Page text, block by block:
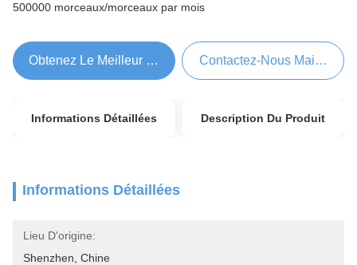
500000 morceaux/morceaux par mois
Obtenez Le Meilleur Prix Contactez-Nous Maintenant
Informations Détaillées Description Du Produit
Informations Détaillées
Lieu D'origine:
Shenzhen, Chine